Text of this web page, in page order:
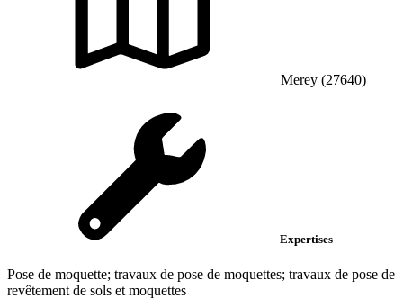
Merey (27640)
Expertises
Pose de moquette; travaux de pose de moquettes; travaux de pose de
revêtement de sols et moquettes